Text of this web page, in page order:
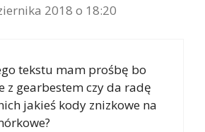
2018 o 18:20
tekstu mam prośbę bo
z gearbestem czy da radę
jakieś kody znizkowe na